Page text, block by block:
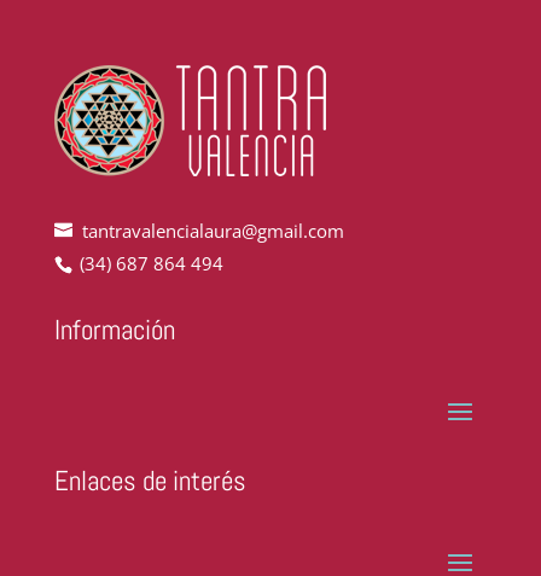
tantravalencialaura@gmail.com
(34) 687 864 494
Información
Enlaces de interés